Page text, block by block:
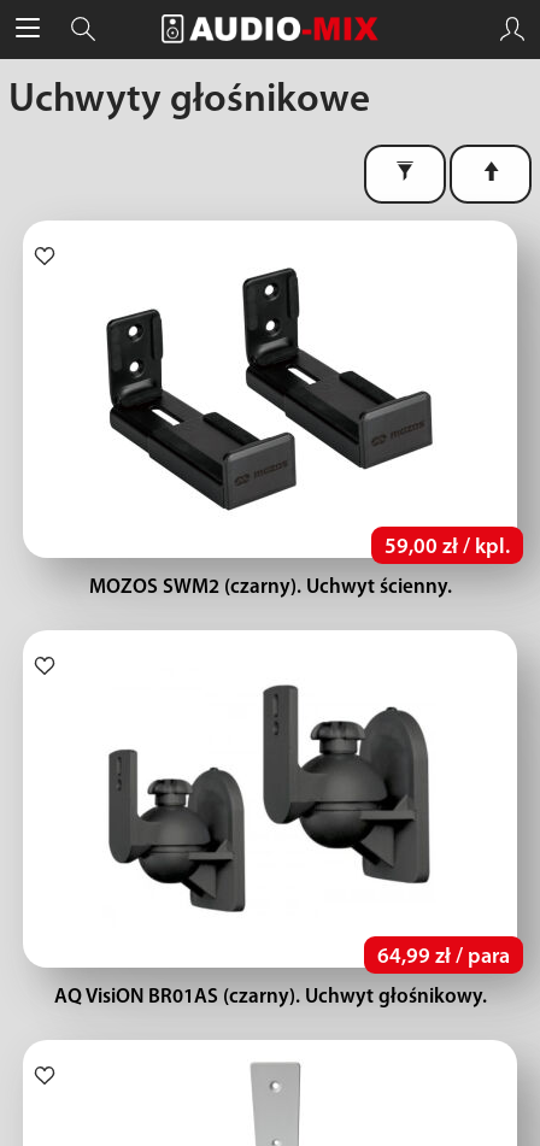
Uchwyty głośnikowe
59,00 zł / kpl.
MOZOS SWM2 (czarny). Uchwyt ścienny.
64,99 zł / para
AQ VisiON BR01AS (czarny). Uchwyt głośnikowy.